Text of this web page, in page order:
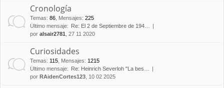
Cronología
Temas: 86 Mensajes: 225
Último mensaje:
Re: El 2 de Septiembre de 194…
por alsair2781 , 27 11 2020
Curiosidades
Temas: 115 Mensajes: 1215
Último mensaje:
Re: Heinrich Severloh "La bes…
por RAidenCortes123 , 10 02 2025